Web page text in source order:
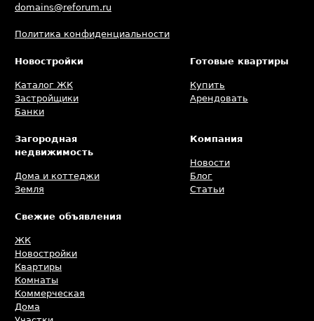
domains@reforum.ru
Политика конфиденциальности
Новостройки
Каталог ЖК
Застройщики
Банки
Готовые квартиры
Купить
Арендовать
Загородная
недвижимость
Дома и коттеджи
Земля
Компания
Новости
Блог
Статьи
Свежие объявления
ЖК
Новостройки
Квартиры
Комнаты
Коммерческая
Дома